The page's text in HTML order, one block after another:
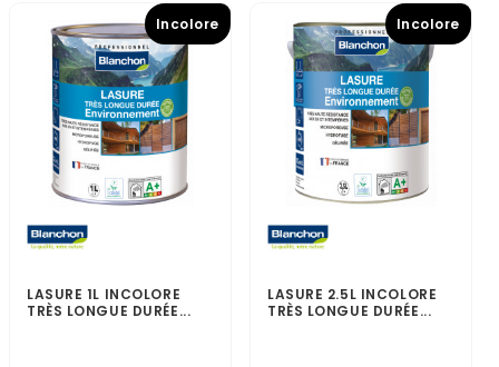
LASURE 1L INCOLORE
TRÈS LONGUE DURÉE...
Incolore
LASURE 2.5L INCOLORE
TRÈS LONGUE DURÉE...
Incolore